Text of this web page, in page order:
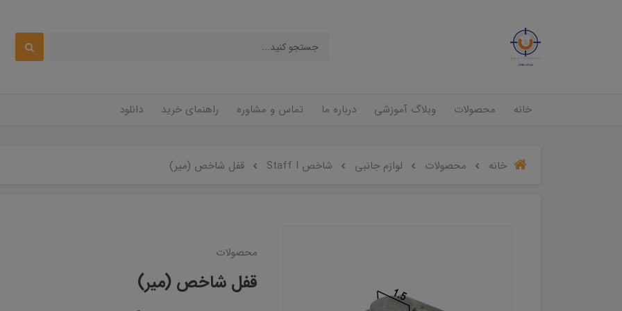
خانه محصولات وبلاگ آموزشی درباره ما تماس و مشاوره راهنمای خرید دانلود
خانه محصولات لوازم جانبی شاخص Staff I قفل شاخص (میر)
محصولات
قفل شاخص (میر)